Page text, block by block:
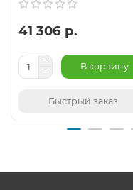
41 306 р.
В корзину
Быстрый заказ